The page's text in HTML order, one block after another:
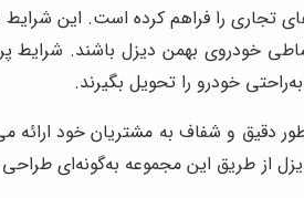
تجاری را فراهم کرده است. این شرایط
خودروی بهمن دیزل باشند. شرایط
خودرو را تحویل بگیرند.
دقیق و شفاف به مشتریان خود ارائه
از طریق این مجموعه به‌گونه‌ای